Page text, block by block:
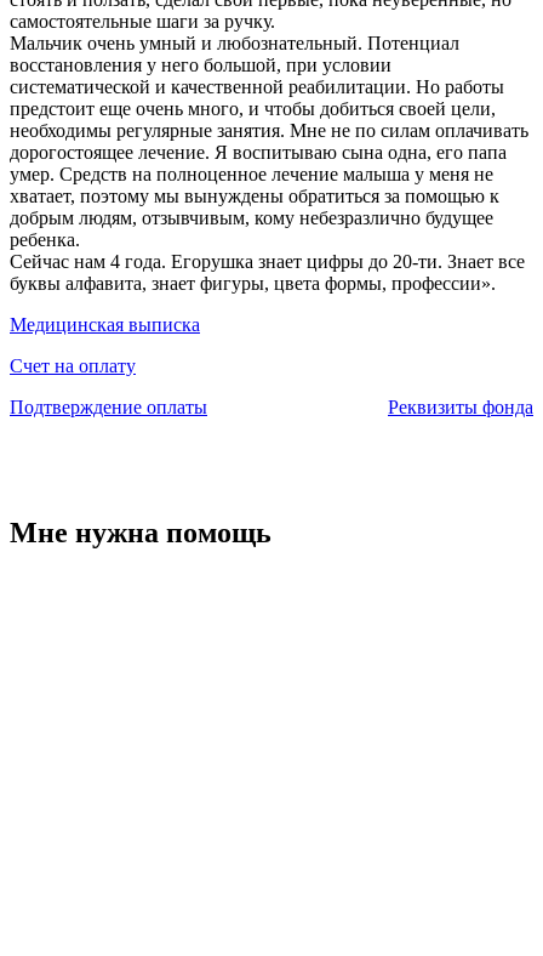
самостоятельные шаги за ручку.
Мальчик очень умный и любознательный. Потенциал
восстановления у него большой, при условии
систематической и качественной реабилитации. Но работы
предстоит еще очень много, и чтобы добиться своей цели,
необходимы регулярные занятия. Мне не по силам оплачивать
дорогостоящее лечение. Я воспитываю сына одна, его папа
умер. Средств на полноценное лечение малыша у меня не
хватает, поэтому мы вынуждены обратиться за помощью к
добрым людям, отзывчивым, кому небезразлично будущее
ребенка.
Сейчас нам 4 года. Егорушка знает цифры до 20-ти. Знает все
буквы алфавита, знает фигуры, цвета формы, профессии».
Медицинская выписка
Счет на оплату
Подтверждение оплаты
Реквизиты фонда
Мне нужна помощь